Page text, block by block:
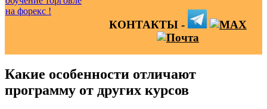
КОНТАКТЫ -
Какие особенности отличают
программу от других курсов